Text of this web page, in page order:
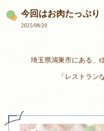
今回はお肉たっぷり
2025/08/20
埼玉県鴻巣市にある、
「レストラン